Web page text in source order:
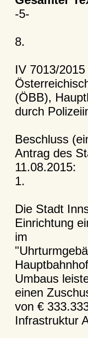
-5-
8.
IV 7013/2015
(ÖBB),
durch
Beschluss
Antrag des
11.08.2015:
1.
Die Stadt
Einrichtung
im
Umbaus
einen
von €
Infrastruktur